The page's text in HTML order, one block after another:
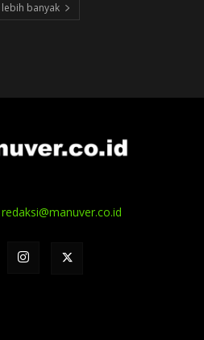
lebih banyak
redaksi@manuver.co.id